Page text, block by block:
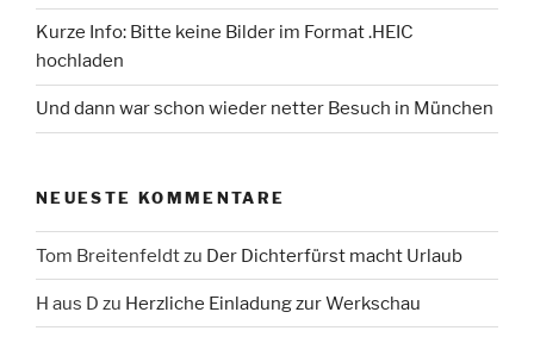
Kurze Info: Bitte keine Bilder im Format .HEIC
hochladen
Und dann war schon wieder netter Besuch in München
NEUESTE KOMMENTARE
Tom Breitenfeldtzu Der Dichterfürst macht Urlaub
H aus D zu Herzliche Einladung zur Werkschau